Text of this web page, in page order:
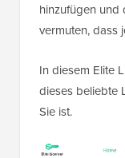
hinzufügen und
vermuten, dass
In diesem Elite
dieses beliebte
Sie ist.